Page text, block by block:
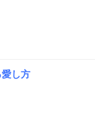
し方